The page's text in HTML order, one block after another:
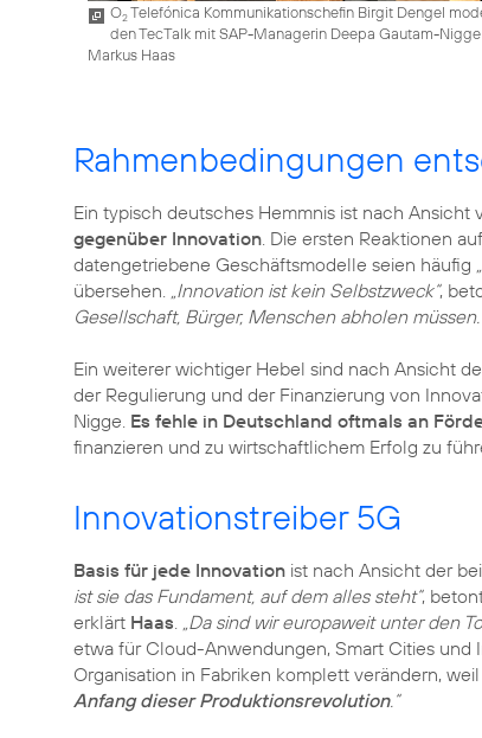
O2Telefónica Kommunikationschefin Birgit Dengel
den TecTalk mit SAP-Managerin Deepa Gautam-
Markus Haas
Rahmenbedingungen
Ein typisch deutsches Hemmnis ist nach Ansicht
gegenüber Innovation . Die ersten Reaktionen
datengetriebene Geschäftsmodelle seien häufig
übersehen.
„Innovation ist kein Selbstzweck“,
Gesellschaft, Bürger, Menschen abholen
Ein weiterer wichtiger Hebel sind nach Ansicht
der Regulierung und der Finanzierung von
Nigge. Es fehle in Deutschland oftmals an
finanzieren und zu wirtschaftlichem Erfolg zu
Innovationstreiber 5G
Basis für jede Innovation ist nach Ansicht der
ist sie das Fundament, auf dem alles steht“,
erklärt Haas „Da sind wir europaweit unter den
etwa für Cloud-Anwendungen, Smart Cities und
Organisation in Fabriken komplett verändern,
Anfang dieser Produktionsrevolution.“